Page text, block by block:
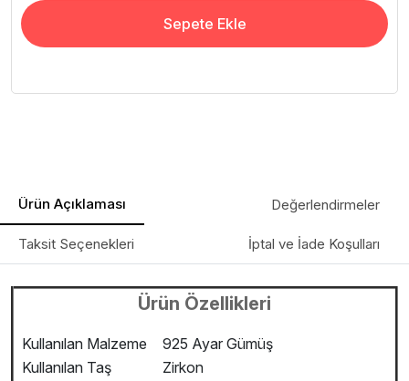
Sepete Ekle
Ürün Açıklaması Değerlendirmeler
Taksit Seçenekleri İptal ve İade Koşulları
Ürün Özellikleri
Kullanılan Malzeme
925 Ayar Gümüş
Kullanılan Taş
Zirkon